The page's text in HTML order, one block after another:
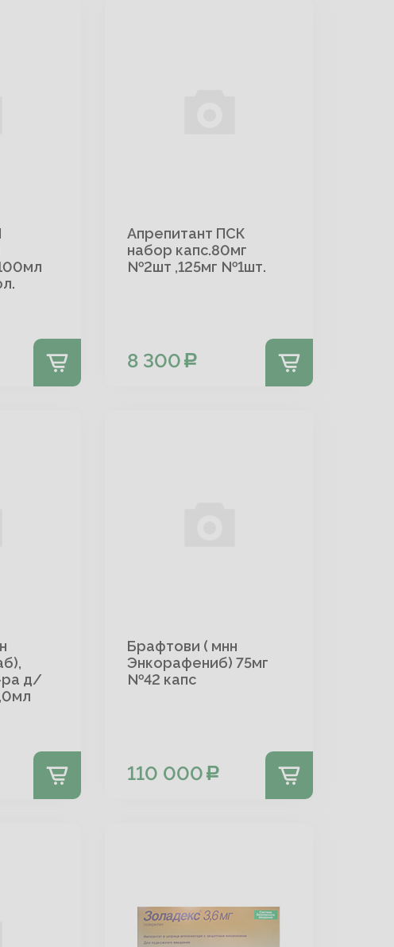
Апрепитант ПСК
набор капс.80мг
№2шт ,125мг №1шт.
8 300
ра д/
Брафтови ( мнн
Энкорафениб) 75мг
№42 капс
110 000